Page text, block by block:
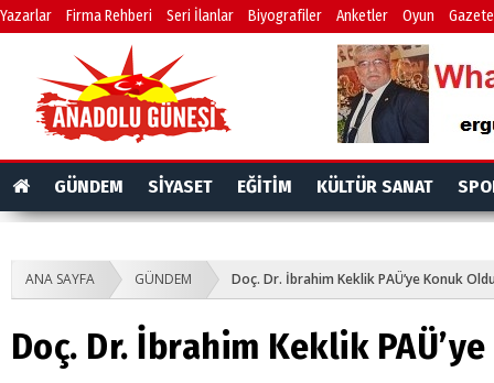
Yazarlar Firma Rehberi Seri İlanlar Biyografiler Anketler Oyun
GÜNDEM SİYASET EĞİTİM KÜLTÜR SANAT
ANA SAYFA GÜNDEM Doç. Dr. İbrahim Keklik PAÜ’ye Konuk
Doç. Dr. İbrahim Keklik